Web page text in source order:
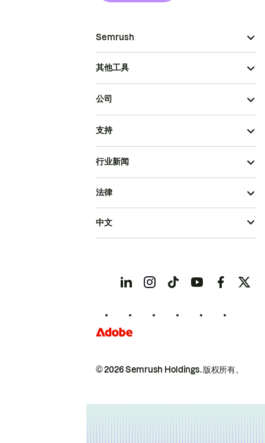
Semrush
其他工具
公司
支持
行业新闻
© 2026 Semrush Holdings.版权所有。
法律
中文